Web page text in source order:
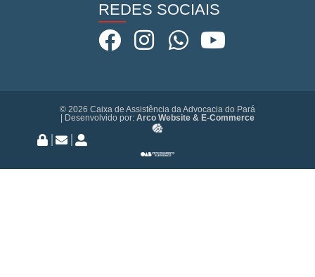
REDES SOCIAIS
© 2026 Caixa de Assistência da Advocacia do Pará
| Desenvolvido por: Arco Website & E-Commerce